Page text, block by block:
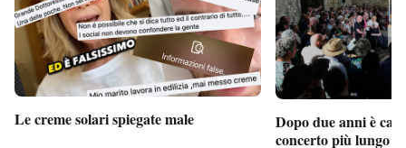
Le creme solari spiegate male
Dopo due anni è
concerto più lungo